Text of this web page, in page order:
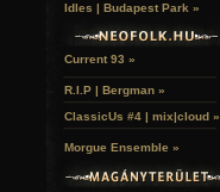
Idles | Budapest Park »
Current 93 »
R.I.P | Bergman »
ClassicUs #4 | mix|cloud »
Morgue Ensemble »